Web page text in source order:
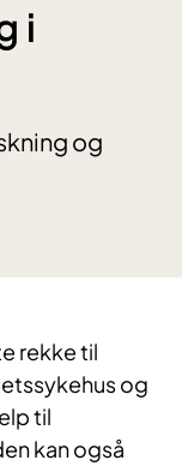
i
og
rekke til
og
til
kan også